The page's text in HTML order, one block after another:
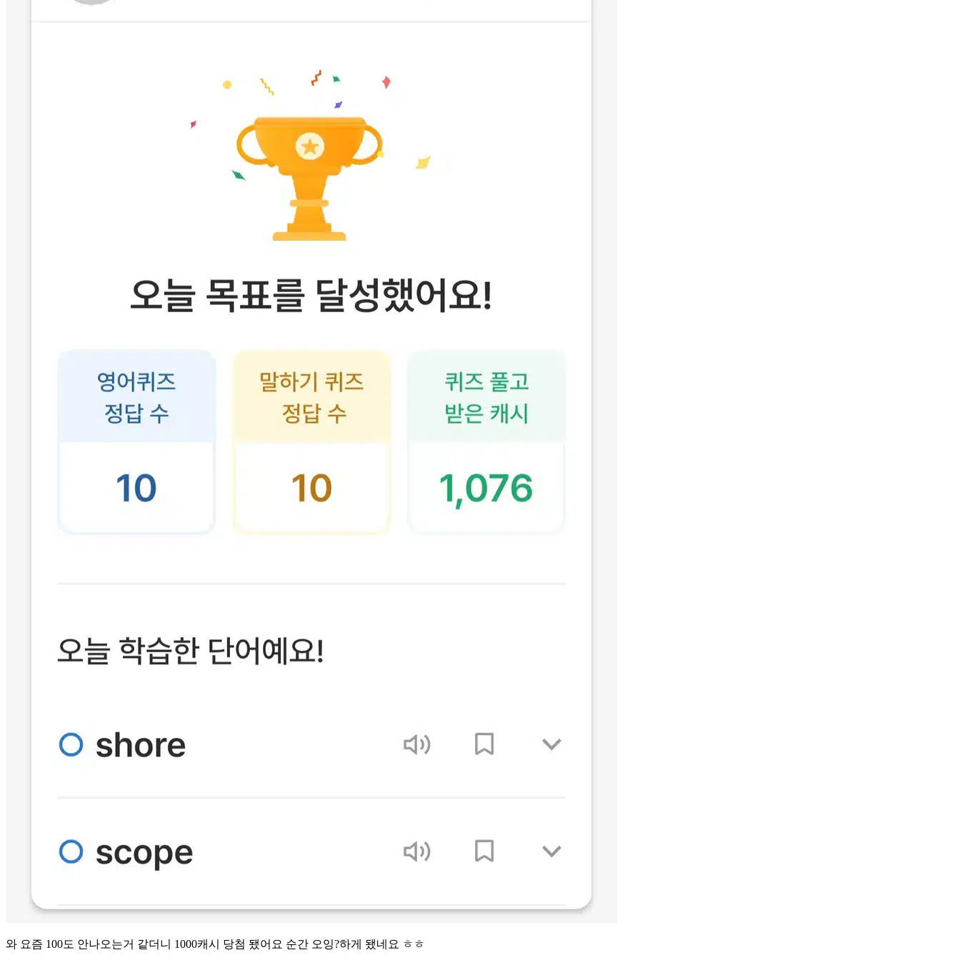
와 요즘 100도 안나오는거 같더니 1000캐시 당첨 됐어요 순간 오잉?하게 됐네요 ㅎㅎ